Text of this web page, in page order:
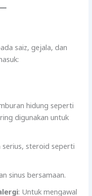
saiz, gejala, dan
hidung seperti
digunakan untuk
serius, steroid seperti
sinus bersamaan.
: Untuk mengawal